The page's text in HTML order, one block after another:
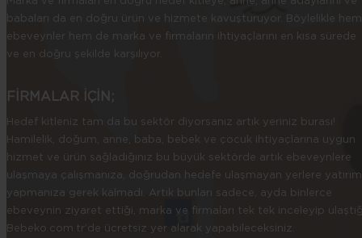
babaları da en doğru ürün ve hizmete kavuşturuyor. Böylelikle hem
ebeveynler hem de marka ve firmaların ihtiyaçlarını en kısa sürede
ve en doğru şekilde karşılıyor.
FİRMALAR İÇİN;
Hedef kitleniz tam da bu sektör diyorsanız artık yeriniz burası!
Hamilelik, doğum, anne, baba, bebek ve çocuk ihtiyaçlarına uygun
hizmet ve ürün sağladığınız bu büyük sektörde artık ebeveynlere
ulaşmaya çalışmanıza, doğrudan hedefe ulaşmayan yerlere yatırım
yapmanıza gerek kalmadı. Artık bunları sadece, ayda binlerce
ebeveynin ziyaret ettiği, marka ve firmaları tek tek inceleyip
Bebeko.com.tr’de ücretsiz yer alarak yapabileceksiniz.